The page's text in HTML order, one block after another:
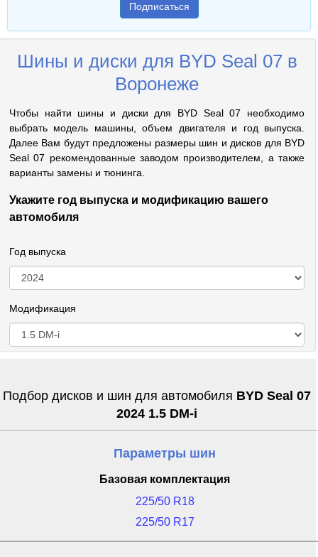
Подписаться
Шины и диски для BYD Seal 07 в
Воронеже
Чтобы найти шины и диски для BYD Seal 07 необходимо
выбрать модель машины, объем двигателя и год выпуска.
Далее Вам будут предложены размеры шин и дисков для BYD
Seal 07 рекомендованные заводом производителем, а также
варианты замены и тюнинга.
Укажите год выпуска и модификацию вашего
автомобиля
Год выпуска
Модификация
Подбор дисков и шин для автомобиля BYD Seal 07
2024 1.5 DM-i
Параметры шин
Базовая комплектация
225/50 R18
225/50 R17